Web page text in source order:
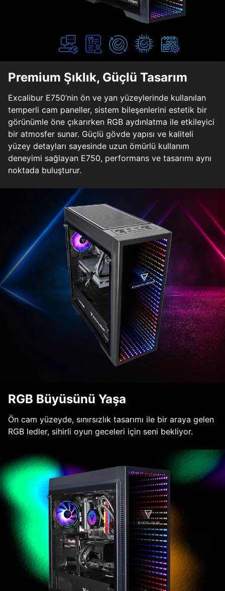
Premium Şıklık, Güçlü Tasarım
Excalibur E750’nin ön ve yan yüzeylerinde kullanılan
temperli cam paneller, sistem bileşenlerini estetik bir
görünümle öne çıkarırken RGB aydınlatma ile etkileyici
bir atmosfer sunar. Güçlü gövde yapısı ve kaliteli
yüzey detayları sayesinde uzun ömürlü kullanım
deneyimi sağlayan E750, performans ve tasarımı aynı
noktada buluşturur.
RGB Büyüsünü Yaşa
Ön cam yüzeyde, sınırsızlık tasarımı ile bir araya gelen
RGB ledler, sihirli oyun geceleri için seni bekliyor.